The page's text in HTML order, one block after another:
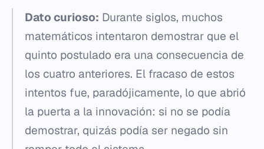
Dato curioso: Durante siglos, muchos
matemáticos intentaron demostrar que el
quinto postulado era una consecuencia de
los cuatro anteriores. El fracaso de estos
intentos fue, paradójicamente, lo que abrió
la puerta a la innovación: si no se podía
demostrar, quizás podía ser negado sin